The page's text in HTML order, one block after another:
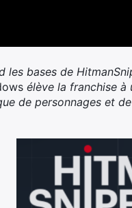
les bases de Hitman
élève la franchise
de personnages et